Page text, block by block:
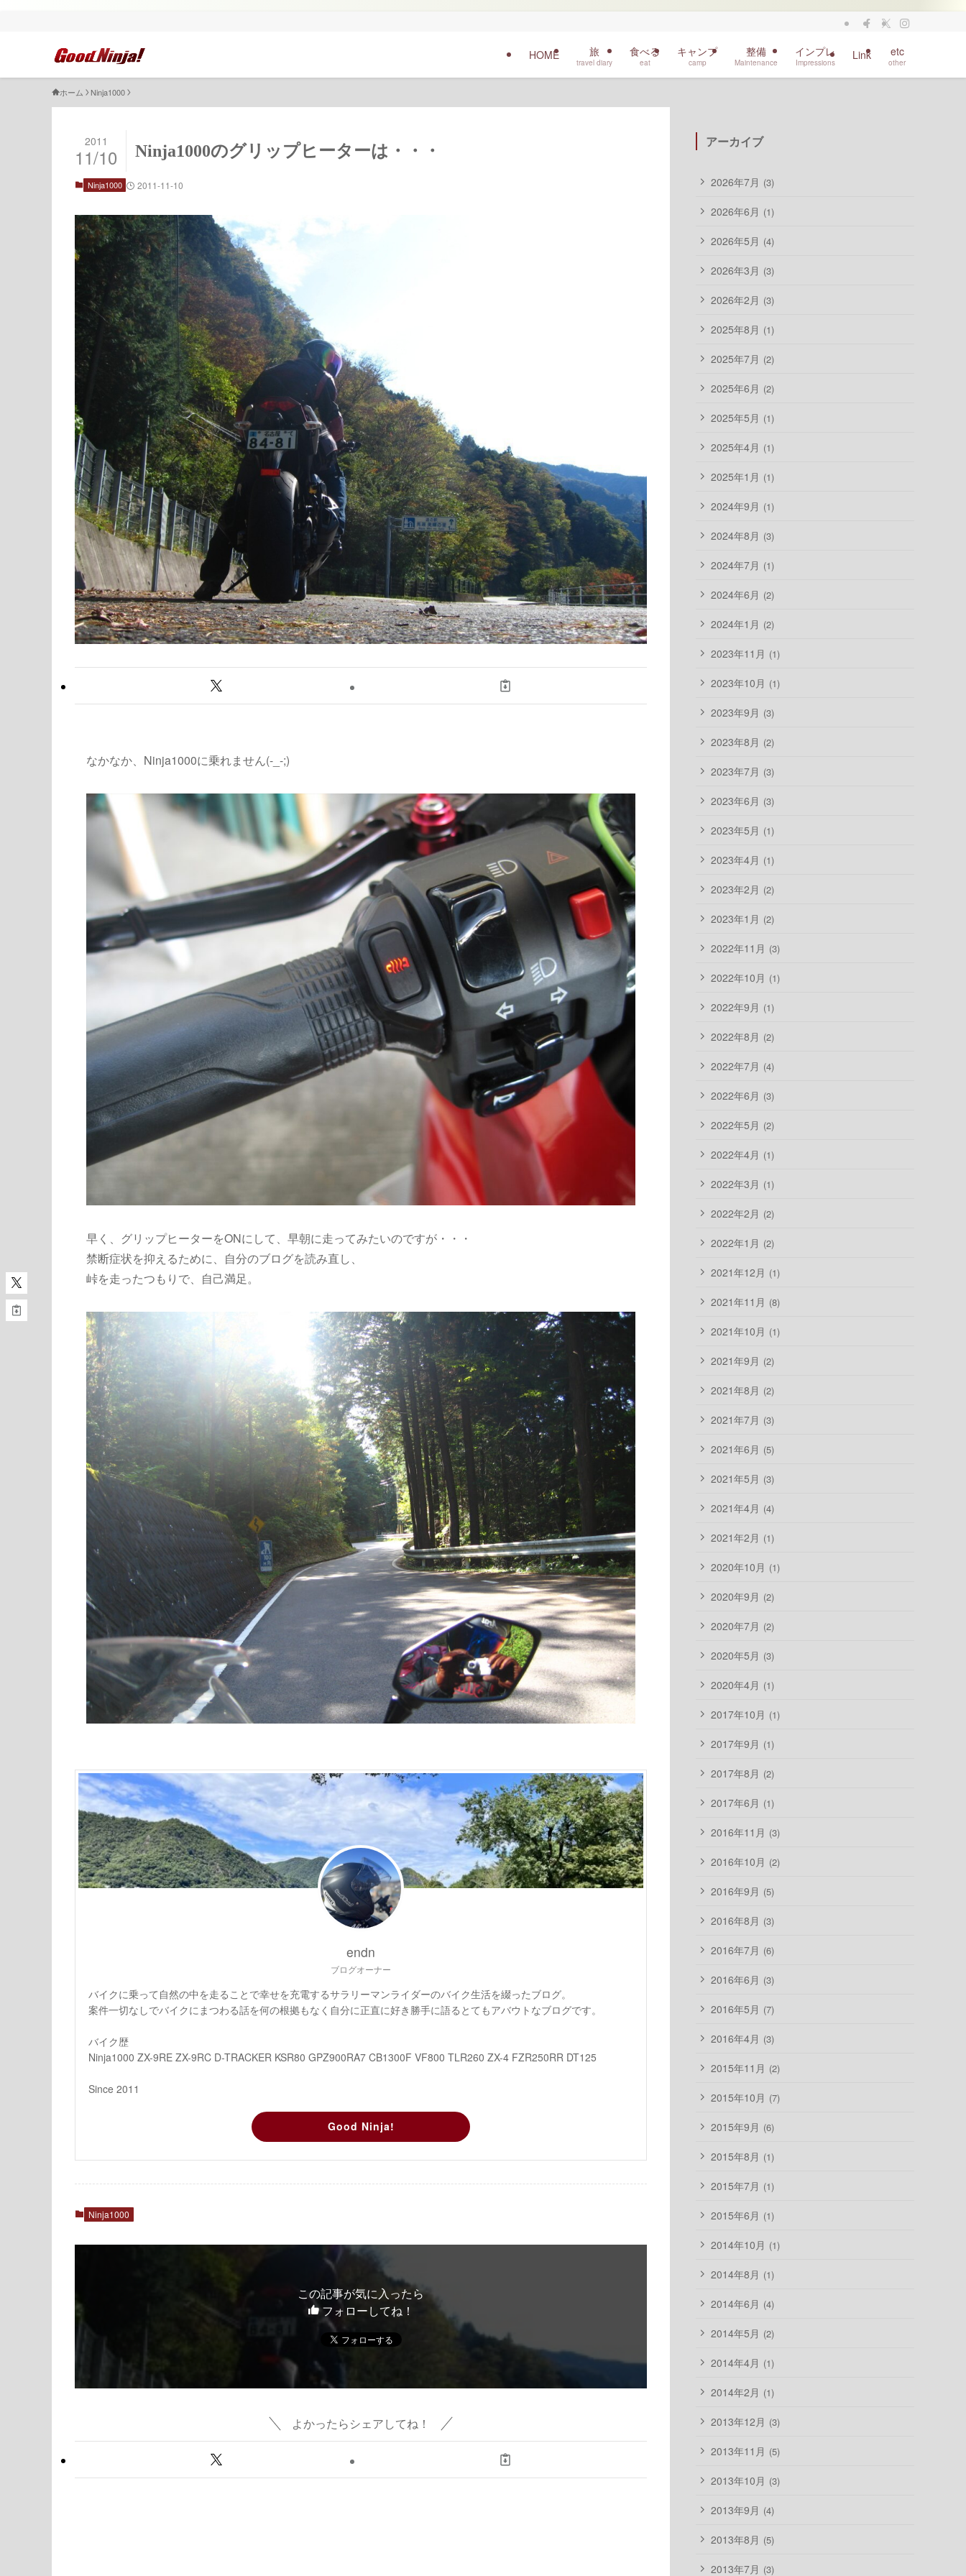
HOME 旅
travel diary
食べる
eat
キャンプ
camp
整備
Maintenance
インプレ
Impressions
Link etc
other
ホーム Ninja1000
Ninja1000のグリップヒーターは・・・
2011
11/10
Ninja1000 2011-11-10
なかなか、Ninja1000に乗れません(-_-;)
早く、グリップヒーターをONにして、早朝に走ってみたいのですが・・・
禁断症状を抑えるために、自分のブログを読み直し、
峠を走ったつもりで、自己満足。
endn
ブログオーナー
バイクに乗って自然の中を走ることで幸せを充電するサラリーマンライダーのバイク生活を綴ったブログ。
案件一切なしでバイクにまつわる話を何の根拠もなく自分に正直に好き勝手に語るとてもアバウトなブログです。
バイク歴
Ninja1000 ZX-9RE ZX-9RC D-TRACKER KSR80 GPZ900RA7 CB1300F VF800 TLR260 ZX-4 FZR250RR DT125
Since 2011
Good Ninja!
Ninja1000
この記事が気に入ったら
フォローしてね！
よかったらシェアしてね！
アーカイブ
2026年7月 (3)
2026年6月 (1)
2026年5月 (4)
2026年3月 (3)
2026年2月 (3)
2025年8月 (1)
2025年7月 (2)
2025年6月 (2)
2025年5月 (1)
2025年4月 (1)
2025年1月 (1)
2024年9月 (1)
2024年8月 (3)
2024年7月 (1)
2024年6月 (2)
2024年1月 (2)
2023年11月 (1)
2023年10月 (1)
2023年9月 (3)
2023年8月 (2)
2023年7月 (3)
2023年6月 (3)
2023年5月 (1)
2023年4月 (1)
2023年2月 (2)
2023年1月 (2)
2022年11月 (3)
2022年10月 (1)
2022年9月 (1)
2022年8月 (2)
2022年7月 (4)
2022年6月 (3)
2022年5月 (2)
2022年4月 (1)
2022年3月 (1)
2022年2月 (2)
2022年1月 (2)
2021年12月 (1)
2021年11月 (8)
2021年10月 (1)
2021年9月 (2)
2021年8月 (2)
2021年7月 (3)
2021年6月 (5)
2021年5月 (3)
2021年4月 (4)
2021年2月 (1)
2020年10月 (1)
2020年9月 (2)
2020年7月 (2)
2020年5月 (3)
2020年4月 (1)
2017年10月 (1)
2017年9月 (1)
2017年8月 (2)
2017年6月 (1)
2016年11月 (3)
2016年10月 (2)
2016年9月 (5)
2016年8月 (3)
2016年7月 (6)
2016年6月 (3)
2016年5月 (7)
2016年4月 (3)
2015年11月 (2)
2015年10月 (7)
2015年9月 (6)
2015年8月 (1)
2015年7月 (1)
2015年6月 (1)
2014年10月 (1)
2014年8月 (1)
2014年6月 (4)
2014年5月 (2)
2014年4月 (1)
2014年2月 (1)
2013年12月 (3)
2013年11月 (5)
2013年10月 (3)
2013年9月 (4)
2013年8月 (5)
2013年7月 (3)